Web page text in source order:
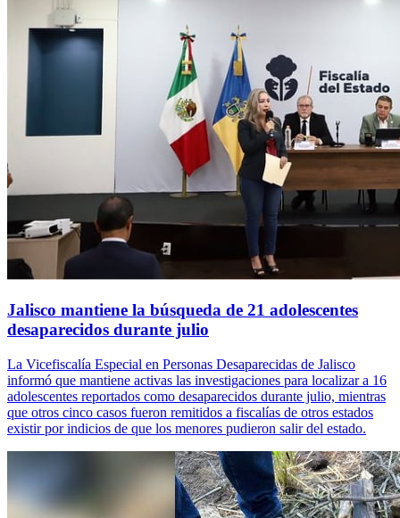
Jalisco mantiene la búsqueda de 21 adolescentes
desaparecidos durante julio
La Vicefiscalía Especial en Personas Desaparecidas de Jalisco
informó que mantiene activas las investigaciones para localizar a 16
adolescentes reportados como desaparecidos durante julio, mientras
que otros cinco casos fueron remitidos a fiscalías de otros estados
existir por indicios de que los menores pudieron salir del estado.